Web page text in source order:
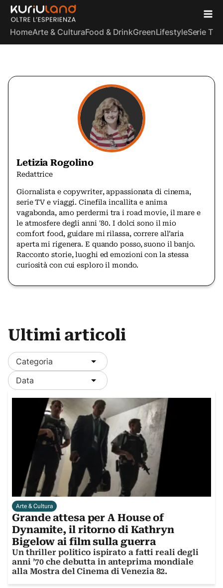
HomeArte & CulturaFood & DrinkGreenLifestyleSerie TV
Letizia Rogolino
Redattrice
Giornalista e copywriter, appassionata di cinema,
serie TV e viaggi. Cinefila incallita e anima
vagabonda, amo perdermi tra i road movie, il mare e
le atmosfere degli anni '80. I dolci sono il mio
comfort food, guidare mi rilassa, correre all’aria
aperta mi rigenera. E quando posso, suono il banjo.
Racconto storie, luoghi ed emozioni con la stessa
curiosità con cui esploro il mondo.
Ultimi articoli
Categoria
Data
Arte & Cultura
Grande attesa per A House of
Dynamite, il ritorno di Kathryn
Bigelow ai film sulla guerra
Un thriller politico ispirato a fatti reali degli
anni ’70 che debutta in anteprima mondiale
alla Mostra del Cinema di Venezia 82.